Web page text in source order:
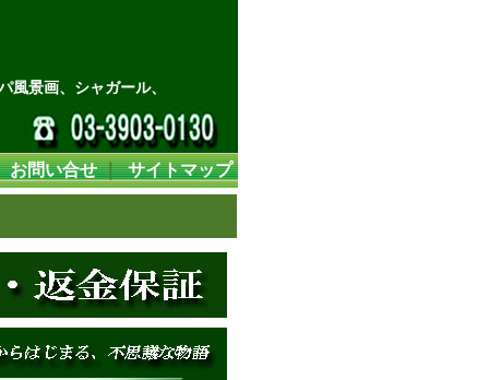
風景画、シャガール、
お問い合せ｜ サイトマップ